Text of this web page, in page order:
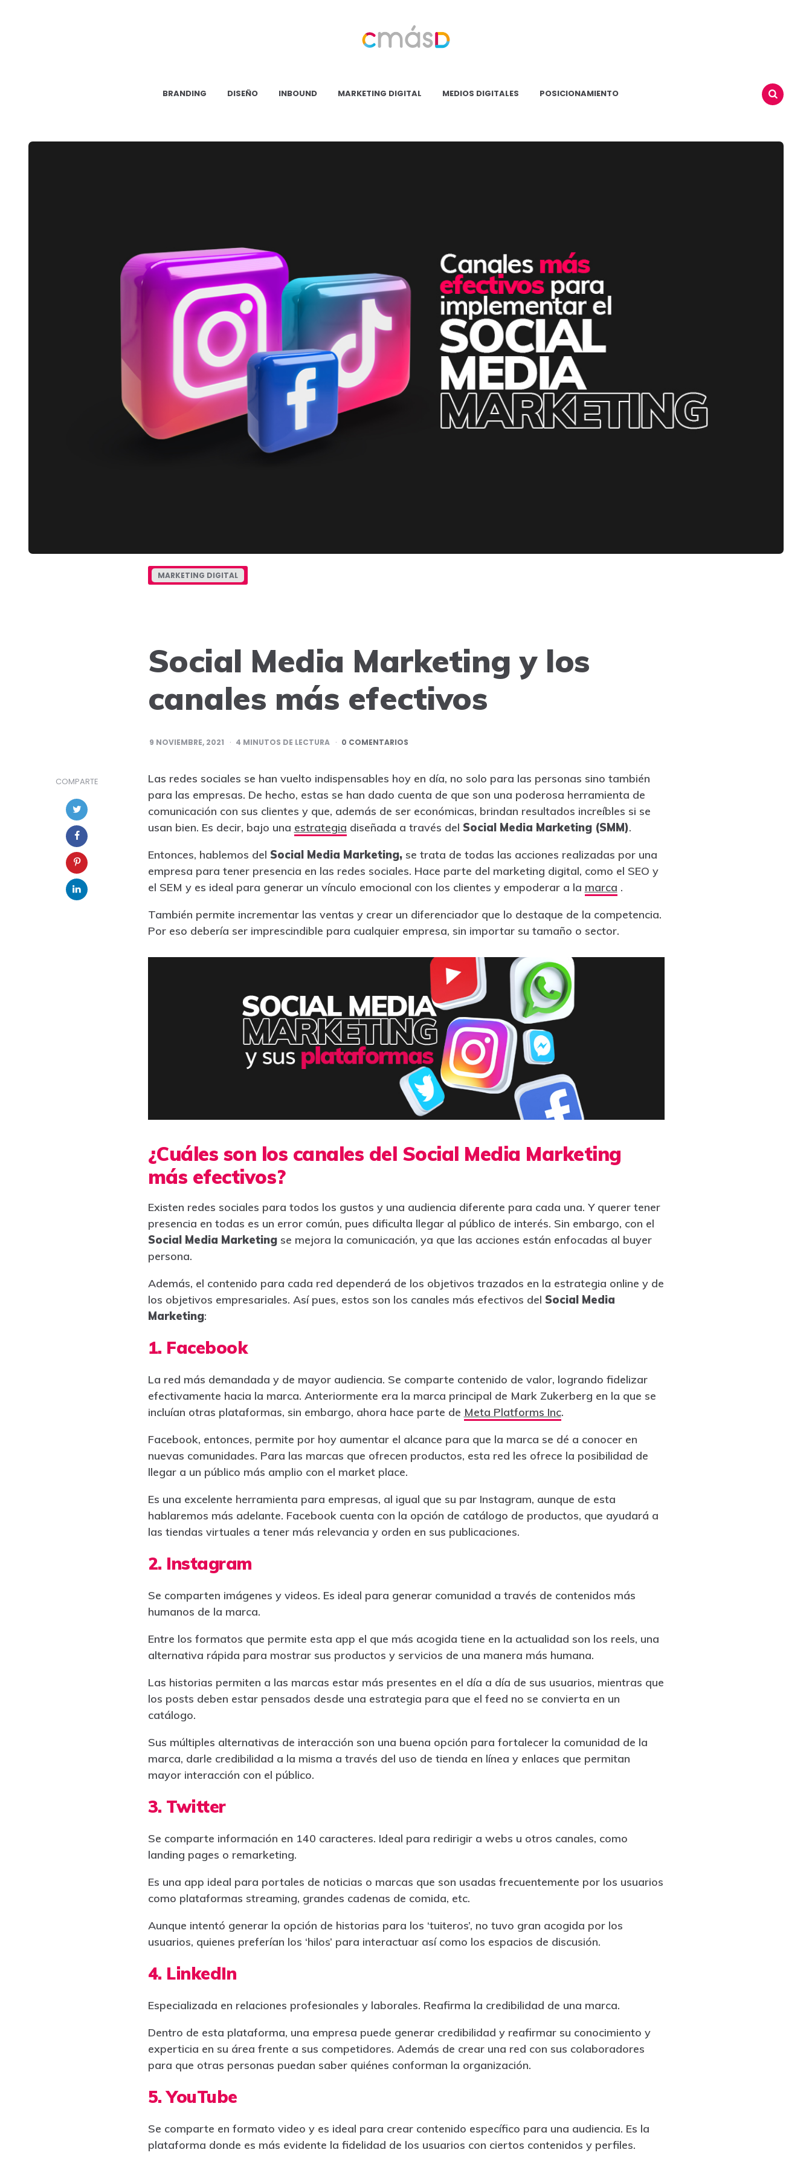
CmásD
BRANDING DISEÑO INBOUND MARKETING DIGITAL MEDIOS DIGITALES
POSICIONAMIENTO
MARKETING DIGITAL
Social Media Marketingy los
canales más efectivos
9 NOVIEMBRE, 2021 4 MINUTOS DE LECTURA 0 COMENTARIOS
COMPARTE
Las redes sociales se han vuelto indispensables hoy en día, no solo para las personas sino también
para las empresas. De hecho, estas se han dado cuenta de que son una poderosa herramienta de
comunicación con sus clientes y que, además de ser económicas, brindan resultados increíbles si se
usan bien. Es decir, bajo una estrategia diseñada a través del Social Media Marketing (SMM).
Entonces, hablemos del Social Media Marketing,se trata de todas las acciones realizadas por una
empresa para tener presencia en las redes sociales. Hace parte del marketing digital, como el SEO y
el SEM y es ideal para generar un vínculo emocional con los clientes y empoderar a la marca .
También permite incrementar las ventas y crear un diferenciador que lo destaque de la competencia.
Por eso debería ser imprescindible para cualquier empresa, sin importar su tamaño o sector.
¿Cuáles son los canales del Social Media Marketing
más efectivos?
Existen redes sociales para todos los gustos y una audiencia diferente para cada una. Y querer tener
presencia en todas es un error común, pues dificulta llegar al público de interés. Sin embargo, con el
Social Media Marketingse mejora la comunicación, ya que las acciones están enfocadas al buyer
persona.
Además, el contenido para cada red dependerá de los objetivos trazados en la estrategia online y de
los objetivos empresariales. Así pues, estos son los canales más efectivos del Social Media
Marketing:
1. Facebook
La red más demandada y de mayor audiencia. Se comparte contenido de valor, logrando fidelizar
efectivamente hacia la marca. Anteriormente era la marca principal de Mark Zukerberg en la que se
incluían otras plataformas, sin embargo, ahora hace parte de Meta Platforms Inc.
Facebook, entonces, permite por hoy aumentar el alcance para que la marca se dé a conocer en
nuevas comunidades. Para las marcas que ofrecen productos, esta red les ofrece la posibilidad de
llegar a un público más amplio con el market place.
Es una excelente herramienta para empresas, al igual que su par Instagram, aunque de esta
hablaremos más adelante. Facebook cuenta con la opción de catálogo de productos, que ayudará a
las tiendas virtuales a tener más relevancia y orden en sus publicaciones.
2. Instagram
Se comparten imágenes y videos. Es ideal para generar comunidad a través de contenidos más
humanos de la marca.
Entre los formatos que permite esta app el que más acogida tiene en la actualidad son los reels, una
alternativa rápida para mostrar sus productos y servicios de una manera más humana.
Las historias permiten a las marcas estar más presentes en el día a día de sus usuarios, mientras que
los posts deben estar pensados desde una estrategia para que el feed no se convierta en un
catálogo.
Sus múltiples alternativas de interacción son una buena opción para fortalecer la comunidad de la
marca, darle credibilidad a la misma a través del uso de tienda en línea y enlaces que permitan
mayor interacción con el público.
3. Twitter
Se comparte información en 140 caracteres. Ideal para redirigir a webs u otros canales, como
landing pages o remarketing.
Es una app ideal para portales de noticias o marcas que son usadas frecuentemente por los usuarios
como plataformas streaming, grandes cadenas de comida, etc.
Aunque intentó generar la opción de historias para los ‘tuiteros’, no tuvo gran acogida por los
usuarios, quienes preferían los ‘hilos’ para interactuar así como los espacios de discusión.
4. LinkedIn
Especializada en relaciones profesionales y laborales. Reafirma la credibilidad de una marca.
Dentro de esta plataforma, una empresa puede generar credibilidad y reafirmar su conocimiento y
experticia en su área frente a sus competidores. Además de crear una red con sus colaboradores
para que otras personas puedan saber quiénes conforman la organización.
5. YouTube
Se comparte en formato video y es ideal para crear contenido específico para una audiencia. Es la
plataforma donde es más evidente la fidelidad de los usuarios con ciertos contenidos y perfiles.